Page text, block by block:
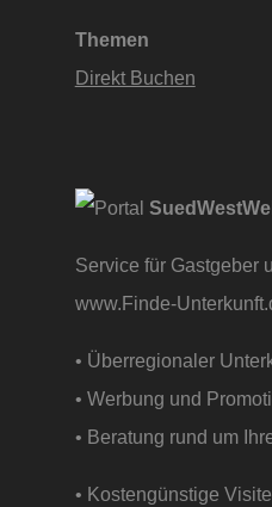
Themen
Direkt Buchen
Service für Gastgeber
www.Finde-
• Überregionaler
• Werbung und
• Beratung rund um
• Kostengünstige